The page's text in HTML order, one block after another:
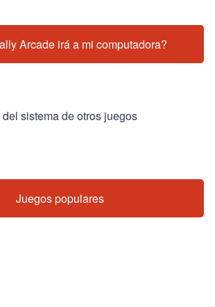
Arcade irá a mi computadora?
sistema de otros juegos
Juegos populares